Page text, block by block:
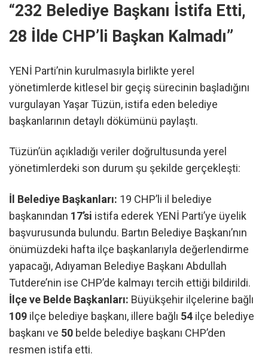
“232 Belediye Başkanı İstifa Etti,
28 İlde CHP’li Başkan Kalmadı”
YENİ Parti’nin kurulmasıyla birlikte yerel
yönetimlerde kitlesel bir geçiş sürecinin başladığını
vurgulayan Yaşar Tüzün, istifa eden belediye
başkanlarının detaylı dökümünü paylaştı.
Tüzün’ün açıkladığı veriler doğrultusunda yerel
yönetimlerdeki son durum şu şekilde gerçekleşti:
İl Belediye Başkanları: 19 CHP’li il belediye
başkanından 17’si istifa ederek YENİ Parti’ye üyelik
başvurusunda bulundu. Bartın Belediye Başkanı’nın
önümüzdeki hafta ilçe başkanlarıyla değerlendirme
yapacağı, Adıyaman Belediye Başkanı Abdullah
Tutdere’nin ise CHP’de kalmayı tercih ettiği bildirildi.
İlçe ve Belde Başkanları:
109 ilçe belediye başkanı, illere bağlı 54 ilçe belediye
başkanı ve 50 belde belediye başkanı CHP’den
resmen istifa etti.